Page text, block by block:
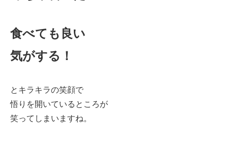
食べても良い
気がする！
とキラキラの笑顔で
悟りを開いているところが
笑ってしまいますね。